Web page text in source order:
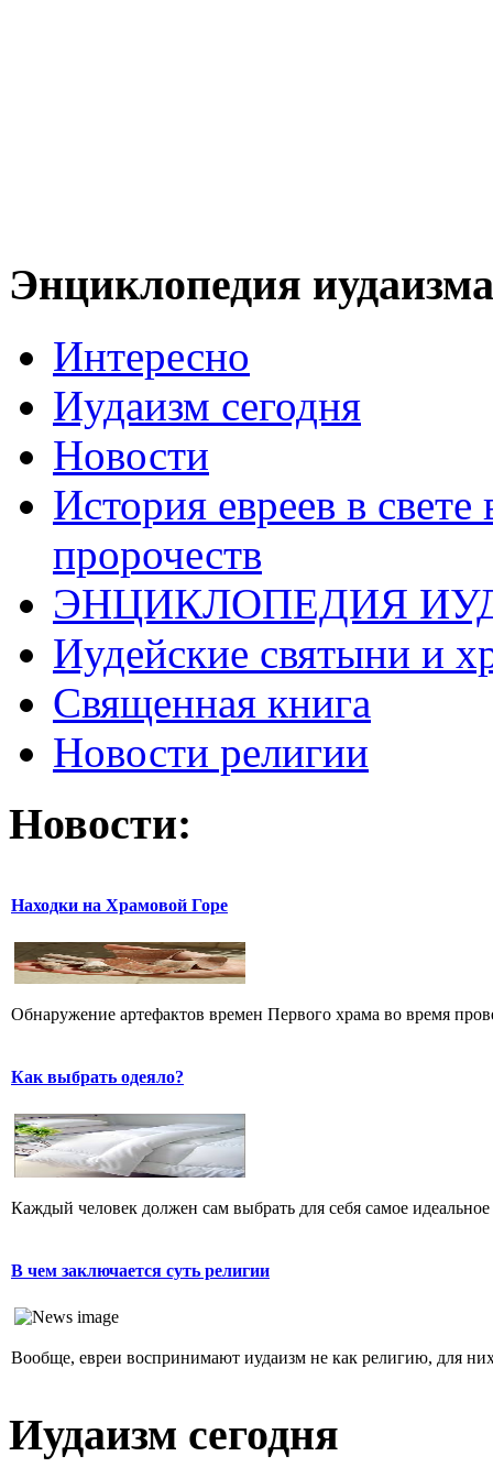
Энциклопедия иудаизма
Интересно
Иудаизм сегодня
Новости
История евреев в
пророчеств
ЭНЦИКЛОПЕДИЯ
Иудейские святыни и
Священная книга
Новости религии
Новости:
Находки на Храмовой Горе
Обнаружение артефактов времен Первого храма во время
Как выбрать одеяло?
Каждый человек должен сам выбрать для себя самое
В чем заключается суть религии
Вообще, евреи воспринимают иудаизм не как религию, для
Иудаизм сегодня